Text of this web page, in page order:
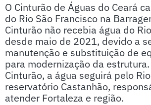
O Cinturão de Águas do Ceará
do Rio São Francisco na
Cinturão não recebia água do
desde maio de 2021, devido a
manutenção e substituição de
para modernização da
Cinturão, a água seguirá pelo
reservatório Castanhão,
atender Fortaleza e região.